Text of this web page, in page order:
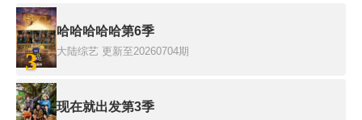
3
哈哈哈哈哈第6季
大陆综艺 更新至20260704期
现在就出发第3季